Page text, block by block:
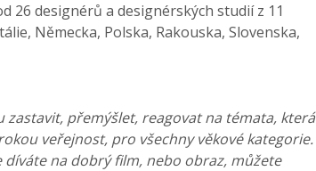
26 designérů a designérských studií z 11
Německa, Polska, Rakouska, Slovenska,
přemýšlet, reagovat na témata, která
veřejnost, pro všechny věkové kategorie.
na dobrý film, nebo obraz, můžete